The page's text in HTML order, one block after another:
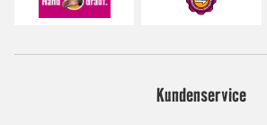
Kundenservice